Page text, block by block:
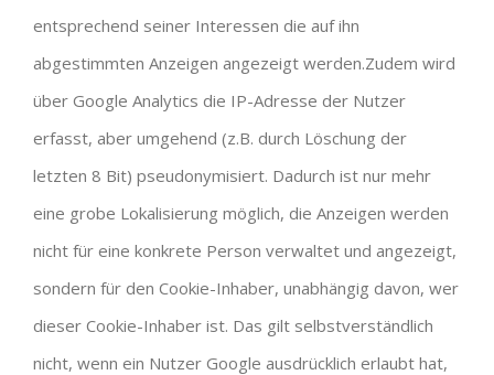
entsprechend seiner Interessen die auf ihn
abgestimmten Anzeigen angezeigt werden.Zudem wird
über Google Analytics die IP-Adresse der Nutzer
erfasst, aber umgehend (z.B. durch Löschung der
letzten 8 Bit) pseudonymisiert. Dadurch ist nur mehr
eine grobe Lokalisierung möglich, die Anzeigen werden
nicht für eine konkrete Person verwaltet und angezeigt,
sondern für den Cookie-Inhaber, unabhängig davon, wer
dieser Cookie-Inhaber ist. Das gilt selbstverständlich
nicht, wenn ein Nutzer Google ausdrücklich erlaubt hat,